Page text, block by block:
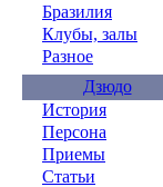
Бразилия
Клубы, залы
Разное
Дзюдо
История
Персона
Приемы
Статьи